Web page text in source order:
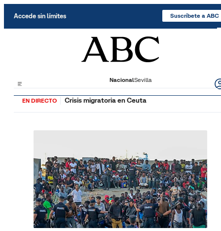
Accede sin límites Suscríbete a ABC
NacionalSevilla
EN DIRECTO Crisis migratoria en Ceuta